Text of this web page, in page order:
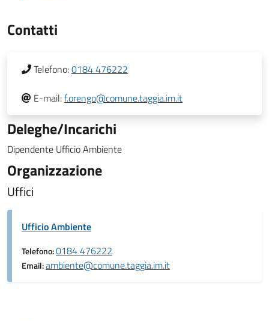
Contatti
Telefono:0184 476222
E-mail:f.orengo@comune.taggia.im.it
Deleghe/Incarichi
Dipendente Ufficio Ambiente
Organizzazione
Uffici
Ufficio Ambiente
Telefono:0184 476222
Email:ambiente@comune.taggia.im.it